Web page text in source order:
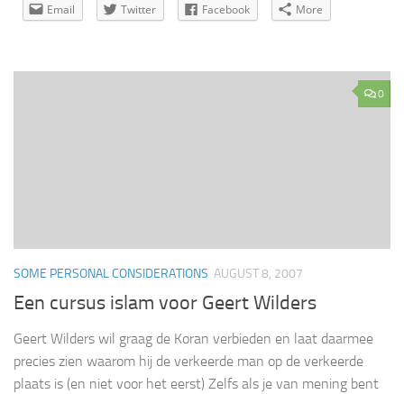
Email Twitter Facebook More
0
SOME PERSONAL CONSIDERATIONS AUGUST 8, 2007
Een cursus islam voor Geert Wilders
Geert Wilders wil graag de Koran verbieden en laat daarmee
precies zien waarom hij de verkeerde man op de verkeerde
plaats is (en niet voor het eerst) Zelfs als je van mening bent